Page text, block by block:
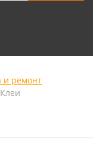
и ремонт
Клеи